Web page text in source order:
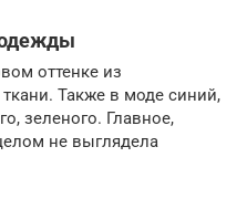
оттенке из
Также в моде синий,
зеленого. Главное,
не выглядела